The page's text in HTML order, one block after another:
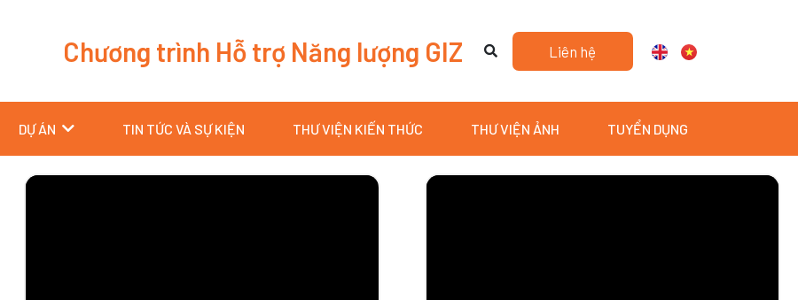
Chương trình Hỗ trợ Năng lượng GIZ Liên hệ
DỰ ÁN TIN TỨC VÀ SỰ KIỆN THƯ VIỆN KIẾN THỨC THƯ VIỆN ẢNH TUYỂN DỤNG
TrangTrangTrangTrangTrang